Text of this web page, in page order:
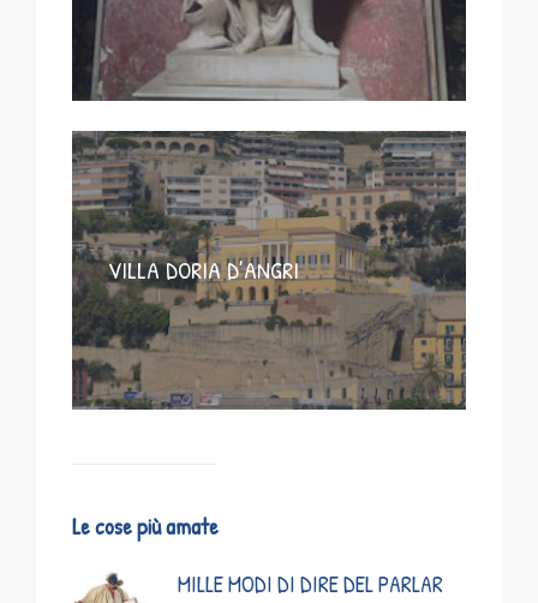
VILLA DORIA D’ANGRI
Le cose più amate
MILLE MODI DI DIRE DEL PARLAR